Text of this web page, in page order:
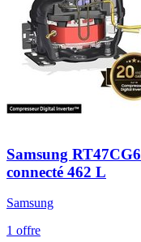
Samsung
connecté 462 L
Samsung
1 offre